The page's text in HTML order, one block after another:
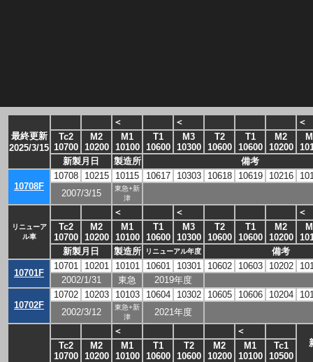
最終更新
2025/3/15
＜ ＜
＜
Tc2
10700
M2
10200
M1
10100
T1
10600
M3
10300
T2
10600
T1
10600
M2
10200
新製月日
製造所 備考
10708F
10708 10215 10115 10617 10303 10618 10619 10216
2007/3/15
東急+新
津
リニューア
ル車
＜ ＜
＜
Tc2
10700
M2
10200
M1
10100
T1
10600
M3
10300
T2
10600
T1
10600
M2
10200
新製月日
製造所 リニューアル年度 備考
10701F
10701 10201 10101 10601 10301 10602 10603 10202
2002/1/31
東急 2019年度
10702F
10702 10203 10103 10604 10302 10605 10606 10204
2002/3/12
東急+新
津
2021年度
＜
＜
Tc2
10700
M2
10200
M1
10100
T1
10600
T2
10600
M2
10200
M1
10100
Tc1
10500